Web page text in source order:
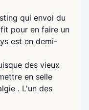
qui envoi du
pour en faire un
est en demi-
des vieux
en selle
. L'un des